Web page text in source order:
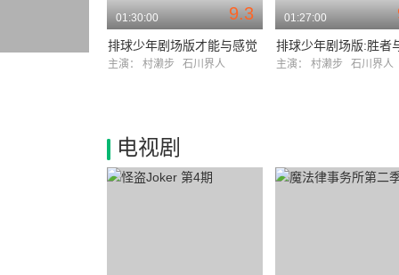
9.3
01:30:00
排球少年剧场版才能与感觉
主演： 村濑步 石川界人
01:27:00
排球少年剧场版:胜者
主演： 村濑步 石川界人
电视剧